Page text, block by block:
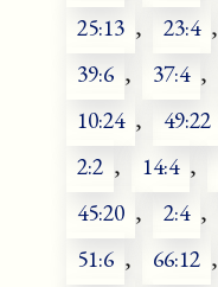
25:13 , 23:4 ,
39:6 , 37:4 ,
10:24 , 49:22
2:2 , 14:4 ,
45:20 , 2:4 ,
51:6 , 66:12 ,